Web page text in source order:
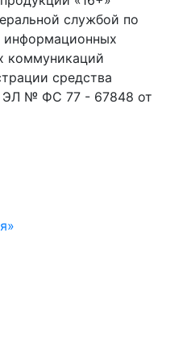
службой по
информационных
коммуникаций
средства
ЭЛ № ФС 77 - 67848 от